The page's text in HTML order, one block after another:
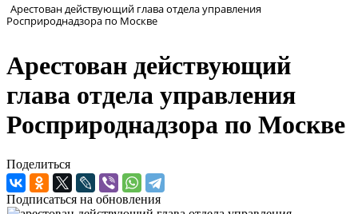
Арестован действующий глава отдела управления
Росприроднадзора по Москве
Арестован действующий
глава отдела управления
Росприроднадзора по Москве
Поделиться
Подписаться на обновления